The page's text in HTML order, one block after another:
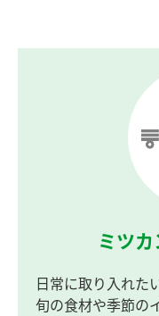
ミツ
日常に取り入れた
旬の食材や季節の